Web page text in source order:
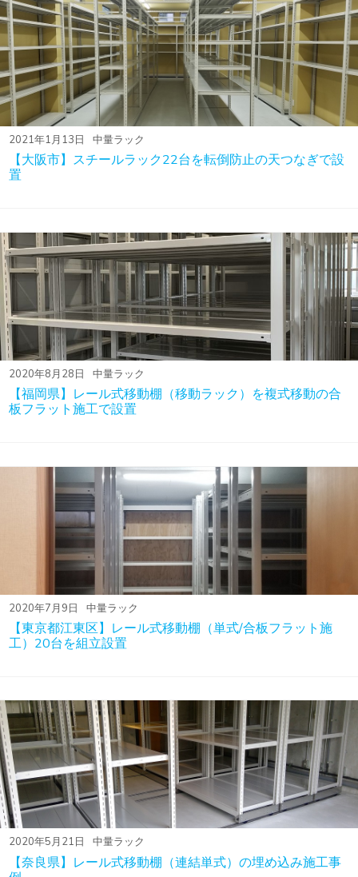
2021年1月13日 中量ラック
【大阪市】スチールラック22台を転倒防止の天つなぎで設
置
2020年8月28日 中量ラック
【福岡県】レール式移動棚（移動ラック）を複式移動の合
板フラット施工で設置
2020年7月9日 中量ラック
【東京都江東区】レール式移動棚（単式/合板フラット施
工）20台を組立設置
2020年5月21日 中量ラック
【奈良県】レール式移動棚（連結単式）の埋め込み施工事